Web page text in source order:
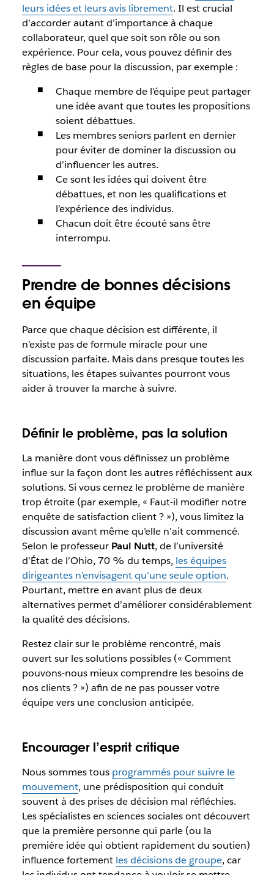
leurs idées et leurs avis librement. Il est crucial
d’accorder autant d’importance à chaque
collaborateur, quel que soit son rôle ou son
expérience. Pour cela, vous pouvez définir des
règles de base pour la discussion, par exemple :
Chaque membre de l’équipe peut partager
une idée avant que toutes les propositions
soient débattues.
Les membres seniors parlent en dernier
pour éviter de dominer la discussion ou
d’influencer les autres.
Ce sont les idées qui doivent être
débattues, et non les qualifications et
l’expérience des individus.
Chacun doit être écouté sans être
interrompu.
Prendre de bonnes décisions
en équipe
Parce que chaque décision est différente, il
n’existe pas de formule miracle pour une
discussion parfaite. Mais dans presque toutes les
situations, les étapes suivantes pourront vous
aider à trouver la marche à suivre.
Définir le problème, pas la solution
La manière dont vous définissez un problème
influe sur la façon dont les autres réfléchissent aux
solutions. Si vous cernez le problème de manière
trop étroite (par exemple, « Faut-il modifier notre
enquête de satisfaction client ? »), vous limitez la
discussion avant même qu’elle n’ait commencé.
Selon le professeur Paul Nutt, de l’université
d’État de l’Ohio, 70 % du temps, les équipes
dirigeantes n’envisagent qu’une seule option.
Pourtant, mettre en avant plus de deux
alternatives permet d’améliorer considérablement
la qualité des décisions.
Restez clair sur le problème rencontré, mais
ouvert sur les solutions possibles (« Comment
pouvons-nous mieux comprendre les besoins de
nos clients ? ») afin de ne pas pousser votre
équipe vers une conclusion anticipée.
Encourager l’esprit critique
Nous sommes tous programmés pour suivre le
mouvement, une prédisposition qui conduit
souvent à des prises de décision mal réfléchies.
Les spécialistes en sciences sociales ont découvert
que la première personne qui parle (ou la
première idée qui obtient rapidement du soutien)
influence fortement les décisions de groupe, car